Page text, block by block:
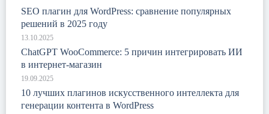
SEO плагин для WordPress: сравнение популярных
решений в 2025 году
ChatGPT WooCommerce: 5 причин интегрировать ИИ
в интернет-магазин
10 лучших плагинов искусственного интеллекта для
генерации контента в WordPress